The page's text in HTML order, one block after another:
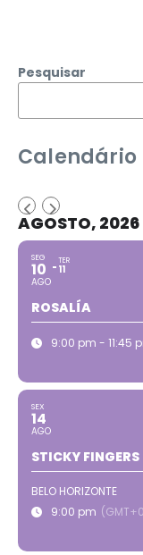
Pesquisar
AGOSTO, 2026
SEG
10
AGO
TER
11
ROSALÍA
9:00 pm - 11:45
SEX
14
AGO
STICKY FINGERS
BELO HORIZONTE
9:00 pm